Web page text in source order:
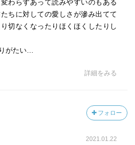
わらずあって読みやすいのもある
ちに対しての愛しさが滲み出てて
切なくなったりほくほくしたりし
がたい…
詳細をみる
フォロー
2021.01.22